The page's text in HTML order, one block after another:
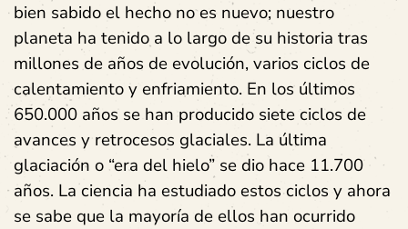
bien sabido el hecho no es nuevo; nuestro
planeta ha tenido a lo largo de su historia tras
millones de años de evolución, varios ciclos de
calentamiento y enfriamiento. En los últimos
650.000 años se han producido siete ciclos de
avances y retrocesos glaciales. La última
glaciación o “era del hielo” se dio hace 11.700
años. La ciencia ha estudiado estos ciclos y ahora
se sabe que la mayoría de ellos han ocurrido